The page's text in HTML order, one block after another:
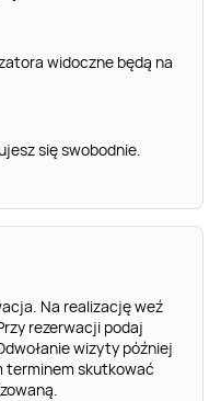
widoczne będą na
się swobodnie.
Na realizację weź
rezerwacji podaj
wizyty później
terminem skutkować